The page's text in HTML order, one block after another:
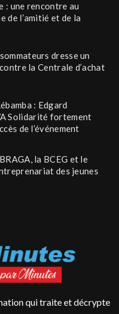
: une rencontre au
de l’amitié et de la
dresse un
la Centrale d’achat
: Edgard
Solidarité fortement
de l’événement
la BCEG et le
des jeunes
qui traite et décrypte